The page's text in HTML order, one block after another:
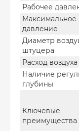
Рабочее
Максимальное
давление
Диаметр
штуцера
Расход
Наличие
глубины
Ключевые
преимущества